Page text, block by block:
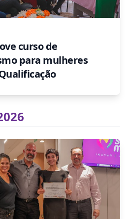
curso de
para mulheres